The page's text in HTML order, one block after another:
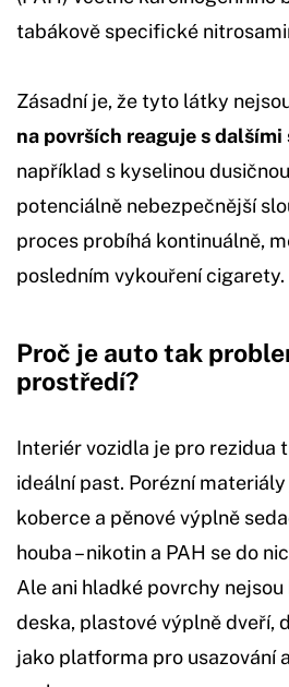
tabákově specifické
Zásadní je, že tyto látky
na površích reaguje s
například s kyselinou
potenciálně nebezpečnější
proces probíhá kontinuálně,
posledním vykouření cigarety.
Proč je auto tak
prostředí?
Interiér vozidla je pro rezidua
ideální past. Porézní
koberce a pěnové výplně
houba – nikotin a PAH se do
Ale ani hladké povrchy
deska, plastové výplně dveří,
jako platforma pro usazování